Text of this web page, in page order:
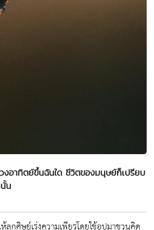
งอาทิตย์ขึ้นฉันใด ชีวิตของมนุษย์ก็เปรียบ
น
กศิษย์เร่งความเพียรโดยใช้อุปมาชวนคิด